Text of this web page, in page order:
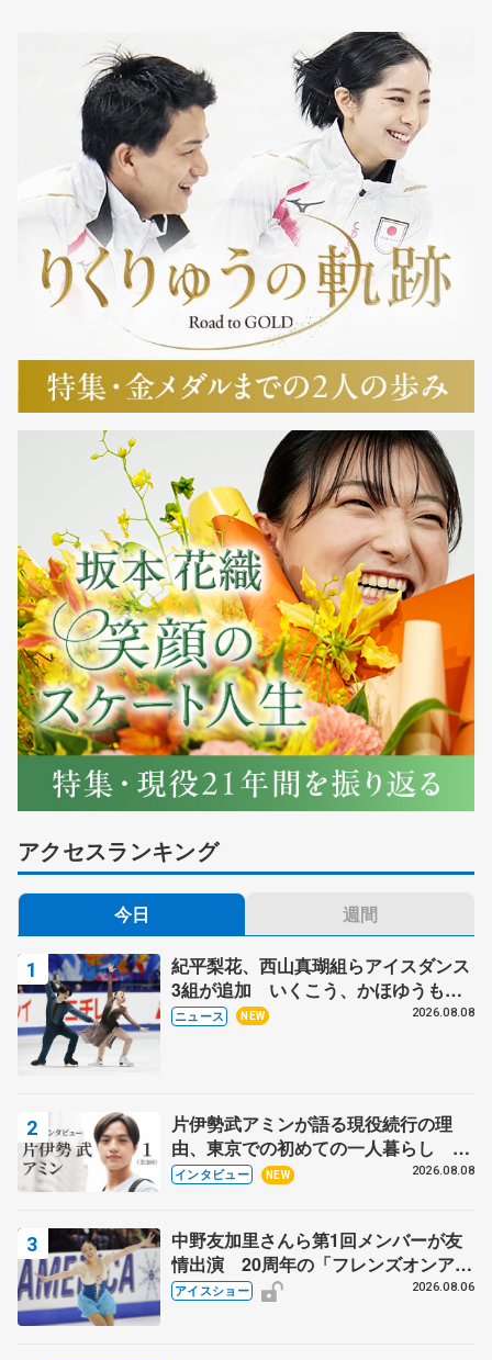
アクセスランキング
今日 週間
紀平梨花、西山真瑚組らアイスダンス
3組が追加 いくこう、かほゆうも、
木下グループ杯
ニュース NEW 2026.08.08
片伊勢武アミンが語る現役続行の理
由、東京での初めての一人暮らし 注
目スケーターの「今」に迫る
インタビュー NEW 2026.08.08
中野友加里さんら第1回メンバーが友
情出演 20周年の「フレンズオンアイ
ス」 宮本賢二さん、有川梨絵さん、
アイスショー 2026.08.06